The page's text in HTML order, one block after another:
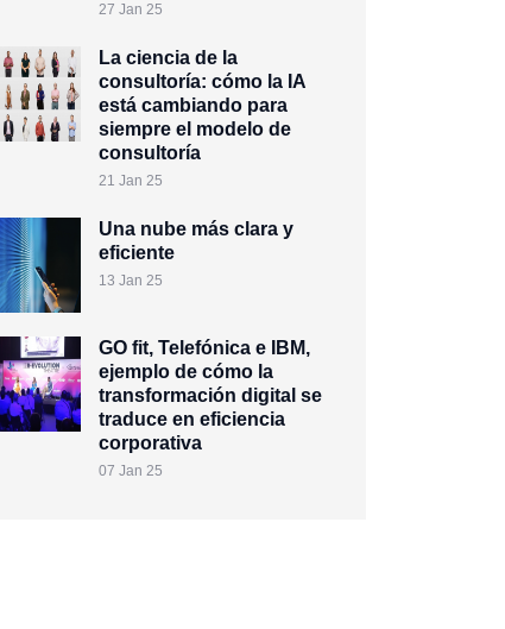
27 Jan 25
La ciencia de la
consultoría: cómo la IA
está cambiando para
siempre el modelo de
consultoría
21 Jan 25
Una nube más clara y
eficiente
13 Jan 25
GO fit, Telefónica e IBM,
ejemplo de cómo la
transformación digital se
traduce en eficiencia
corporativa
07 Jan 25